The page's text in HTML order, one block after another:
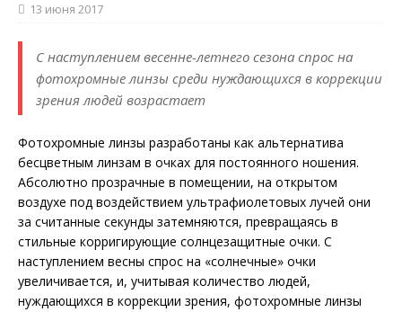
13 июня 2017
С наступлением весенне-летнего сезона спрос на
фотохромные линзы среди нуждающихся в коррекции
зрения людей возрастает
Фотохромные линзы разработаны как альтернатива
бесцветным линзам в очках для постоянного ношения.
Абсолютно прозрачные в помещении, на открытом
воздухе под воздействием ультрафиолетовых лучей они
за считанные секунды затемняются, превращаясь в
стильные корригирующие солнцезащитные очки. С
наступлением весны спрос на «солнечные» очки
увеличивается, и, учитывая количество людей,
нуждающихся в коррекции зрения, фотохромные линзы